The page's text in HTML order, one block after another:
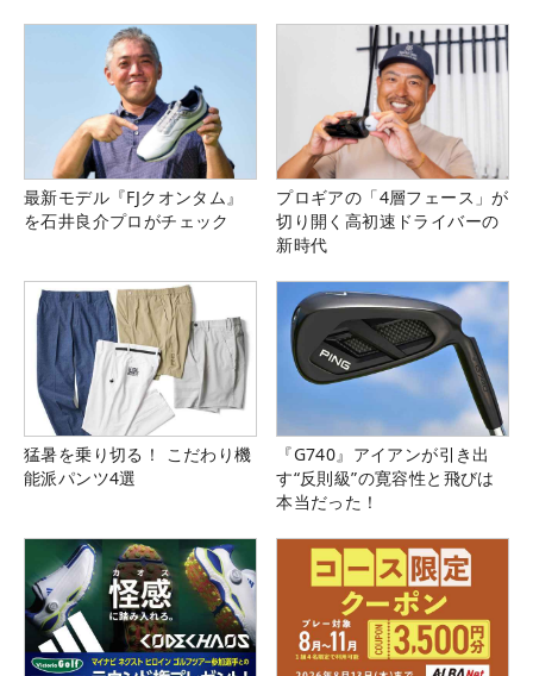
最新モデル『FJクオンタム』
を石井良介プロがチェック
プロギアの「4層フェース」が
切り開く高初速ドライバーの
新時代
猛暑を乗り切る！ こだわり機
能派パンツ4選
『G740』アイアンが引き出
す“反則級”の寛容性と飛びは
本当だった！